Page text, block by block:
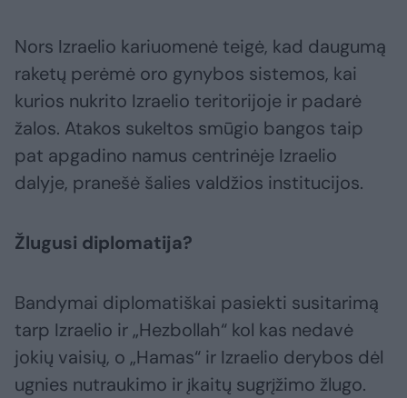
Nors Izraelio kariuomenė teigė, kad daugumą
raketų perėmė oro gynybos sistemos, kai
kurios nukrito Izraelio teritorijoje ir padarė
žalos. Atakos sukeltos smūgio bangos taip
pat apgadino namus centrinėje Izraelio
dalyje, pranešė šalies valdžios institucijos.
Žlugusi diplomatija?
Bandymai diplomatiškai pasiekti susitarimą
tarp Izraelio ir „Hezbollah“ kol kas nedavė
jokių vaisių, o „Hamas“ ir Izraelio derybos dėl
ugnies nutraukimo ir įkaitų sugrįžimo žlugo.